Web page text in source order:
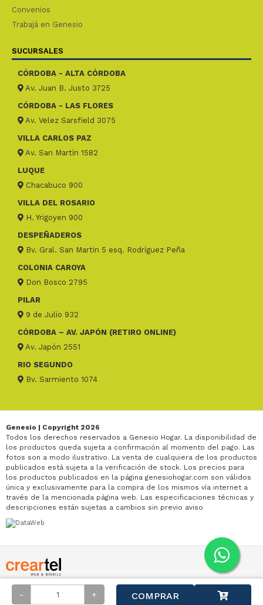
- + COMPRAR
Convenios
Trabajá en Genesio
SUCURSALES
CÓRDOBA - ALTA CÓRDOBA
Av. Juan B. Justo 3725
CÓRDOBA - LAS FLORES
Av. Velez Sarsfield 3075
VILLA CARLOS PAZ
Av. San Martín 1582
LUQUE
Chacabuco 900
VILLA DEL ROSARIO
H. Yrigoyen 900
DESPEÑADEROS
Bv. Gral. San Martin 5 esq. Rodríguez Peña
COLONIA CAROYA
Don Bosco 2795
PILAR
9 de Julio 932
CÓRDOBA – AV. JAPÓN (RETIRO ONLINE)
Av. Japón 2551
RIO SEGUNDO
Bv. Sarmiento 1074
Genesio | Copyright 2026
Todos los derechos reservados a Genesio Hogar. La disponibilidad de
los productos queda sujeta a confirmación al momento del pago. Las
fotos son a modo ilustrativo. La venta de cualquiera de los productos
publicados está sujeta a la verificación de stock. Los precios para
los productos publicados en la página genesiohogar.com son válidos
única y exclusivamente para la compra de los mismos vía internet a
través de la mencionada página web. Las especificaciones técnicas y
descripciones están sujetas a cambios sin previo aviso